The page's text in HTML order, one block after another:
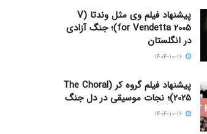
پیشنهاد فیلم وی مثل وندتا (V
for Vendetta 2005)؛ جنگ آزادی
در انگلستان
پیشنهاد فیلم گروه کر (The Choral
2025)؛ نجات موسیقی در دل جنگ